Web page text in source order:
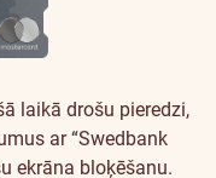
laikā drošu pieredzi,
ar “Swedbank
ekrāna bloķēšanu.